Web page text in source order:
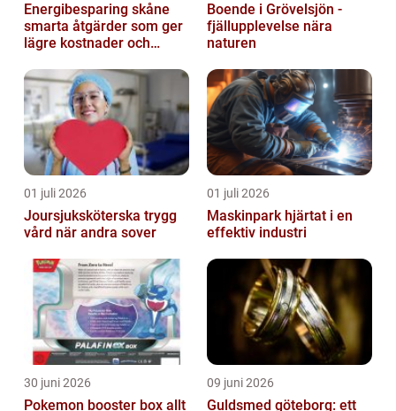
Energibesparing skåne
smarta åtgärder som ger
lägre kostnader och
Boende i Grövelsjön -
fjällupplevelse nära
naturen
01 juli 2026
Joursjuksköterska trygg
vård när andra sover
01 juli 2026
Maskinpark hjärtat i en
effektiv industri
30 juni 2026
Pokemon booster box allt
09 juni 2026
Guldsmed göteborg: ett